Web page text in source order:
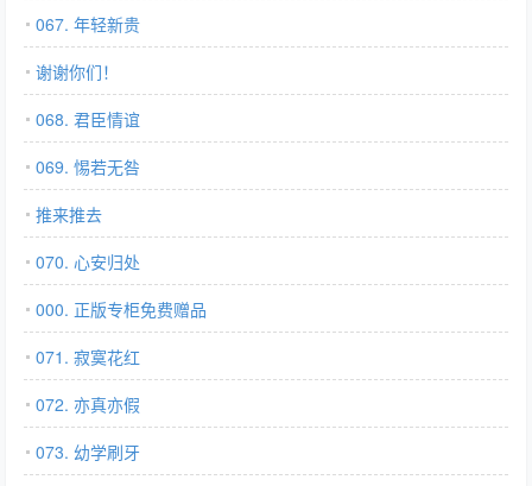
067. 年轻新贵
谢谢你们！
068. 君臣情谊
069. 惕若无咎
推来推去
070. 心安归处
000. 正版专柜免费赠品
071. 寂寞花红
072. 亦真亦假
073. 幼学刷牙